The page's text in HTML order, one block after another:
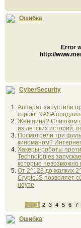
Ошибка
Error
http://
CyberSecurity
Аппарат запустили
строю. NASA
Женщина? Слишком
из детских историй,
Посмотрели три
киноманом?
Хакеры-роботы
Technologies
которые невозможно
От 2^128 до жалких
CryptoJS позволяет
ноуте
← 1 2 3 4 5 6 7
Ошибка